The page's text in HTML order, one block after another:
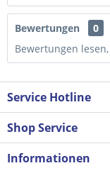
Bewertungen
0
Bewertungen
Service Hotline
Shop Service
Informationen